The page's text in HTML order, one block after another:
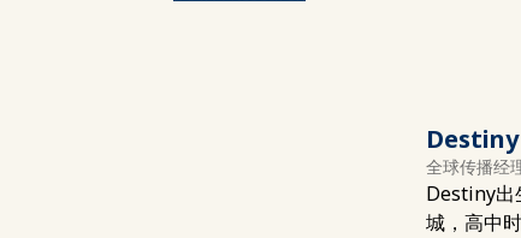
全球传播经
Destiny出
城，高中